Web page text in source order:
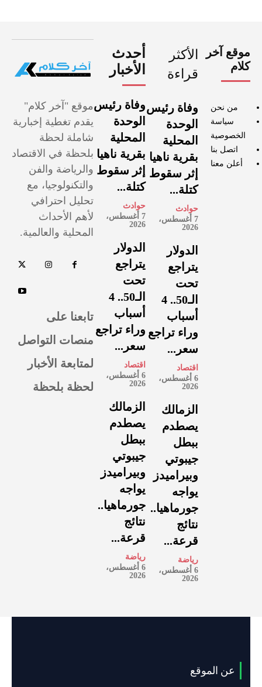
موقع آخر
كلام
من نحن
سياسة
الخصوصية
اتصل بنا
أعلن معنا
الأكثر
قراءة
وفاة رئيس
الوحدة
المحلية
بقرية ناهيا
إثر سقوط
كتلة...
حوادث
7 أغسطس،
2026
الدولار
يتراجع
تحت
الـ50.. 4
أسباب
وراء تراجع
سعر...
اقتصاد
6 أغسطس،
2026
الزمالك
يصطدم
ببطل
جيبوتي
وبيراميدز
يواجه
جورماهيا..
نتائج
قرعة...
رياضة
6 أغسطس،
2026
أحدث
الأخبار
وفاة رئيس
الوحدة
المحلية
بقرية ناهيا
إثر سقوط
كتلة...
حوادث
7 أغسطس،
2026
الدولار
يتراجع
تحت
الـ50.. 4
أسباب
وراء تراجع
سعر...
اقتصاد
6 أغسطس،
2026
الزمالك
يصطدم
ببطل
جيبوتي
وبيراميدز
يواجه
جورماهيا..
نتائج
قرعة...
رياضة
6 أغسطس،
2026
موقع "آخر كلام"
يقدم تغطية إخبارية
شاملة لحظة
بلحظة في الاقتصاد
والرياضة والفن
والتكنولوجيا، مع
تحليل احترافي
لأهم الأحداث
المحلية والعالمية.
تابعنا على
منصات التواصل
لمتابعة الأخبار
لحظة بلحظة
عن الموقع